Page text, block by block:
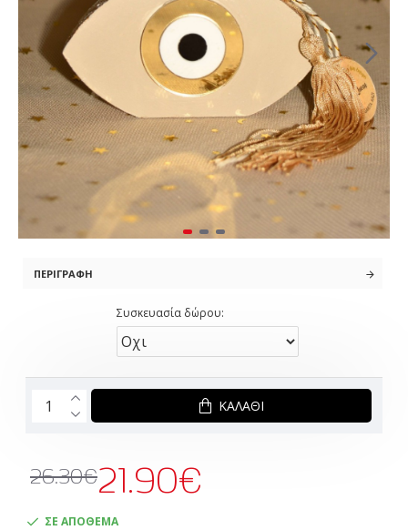
ΠΕΡΙΓΡΑΦΉ
ΣΕ ΑΠΟΘΕΜΑ
21.90€
26.30€
Συσκευασία δώρου:
ΚΑΛΆΘΙ